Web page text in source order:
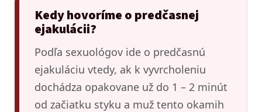
Kedy hovoríme o predčasnej
ejakulácii?
Podľa sexuológov ide o predčasnú
ejakuláciu vtedy, ak k vyvrcholeniu
dochádza opakovane už do 1 – 2 minút
od začiatku styku a muž tento okamih